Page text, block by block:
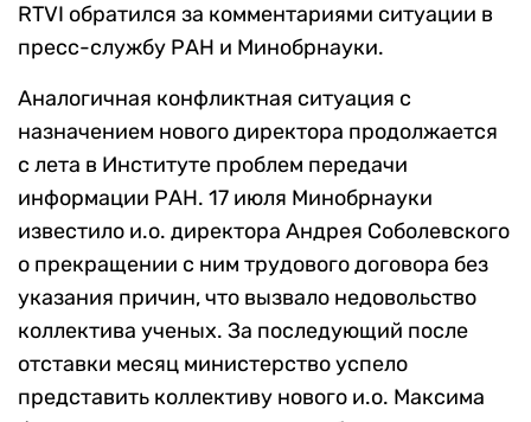
RTVI обратился за комментариями ситуации в
пресс-службу РАН и Минобрнауки.
Аналогичная конфликтная ситуация с
назначением нового директора продолжается
с лета в Институте проблем передачи
информации РАН. 17 июля Минобрнауки
известило и.о. директора Андрея Соболевского
о прекращении с ним трудового договора без
указания причин, что вызвало недовольство
коллектива ученых. За последующий после
отставки месяц министерство успело
представить коллективу нового и.о. Максима